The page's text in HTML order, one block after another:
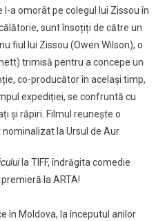
a omorât pe colegul lui Zissou în
sunt însoțiți de către un
fiul lui Zissou (Owen Wilson), o
trimisă pentru a concepe un
co-producător în același timp,
expediției, se confruntă cu
și răpiri. Filmul reunește o
la Ursul de Aur.
la TIFF, îndrăgita comedie
la ARTA!
în Moldova, la începutul anilor